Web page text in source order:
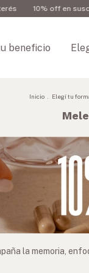
10% off en
beneficio
Inicio Elegí tu
la memoria,